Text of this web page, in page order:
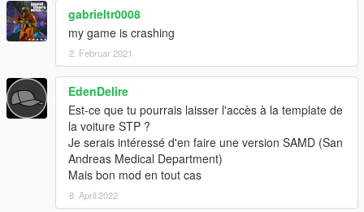
gabrieltr0008
my game is crashing
2. Februar 2021
EdenDelire
Est-ce que tu pourrais laisser l'accès à la template de
la voiture STP ?
Je serais intéressé d'en faire une version SAMD (San
Andreas Medical Department)
Mais bon mod en tout cas
8. April 2022